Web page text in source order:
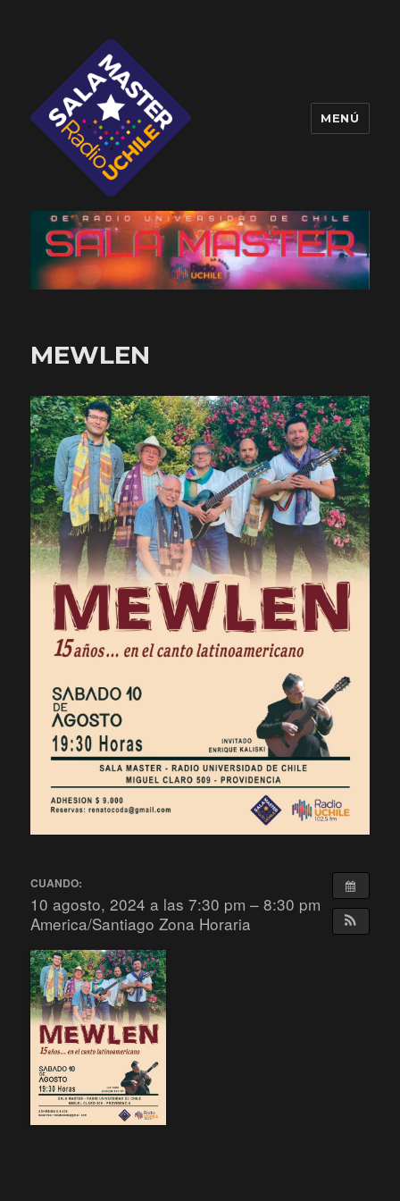
Sala Master
MENÚ
MEWLEN
CUANDO:
10 agosto, 2024 a las 7:30 pm – 8:30 pm
America/Santiago Zona Horaria